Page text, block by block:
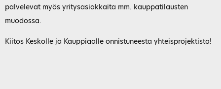
palvelevat myös yritysasiakkaita mm. kauppatilausten
muodossa.
Kiitos Keskolle ja Kauppiaalle onnistuneesta yhteisprojektista!